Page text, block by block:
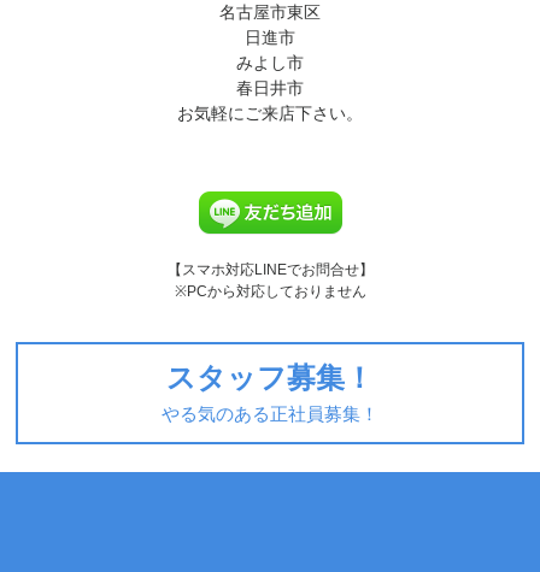
名古屋市東区
日進市
みよし市
春日井市
お気軽にご来店下さい。
【スマホ対応LINEでお問合せ】
※PCから対応しておりません
スタッフ募集！
やる気のある正社員募集！